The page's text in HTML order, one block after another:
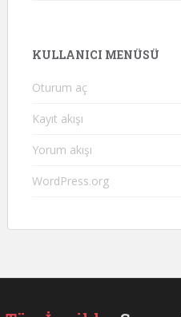
KULLANICI MENÜSÜ
Oturum aç
Kayıt akışı
Yorum akışı
WordPress.org